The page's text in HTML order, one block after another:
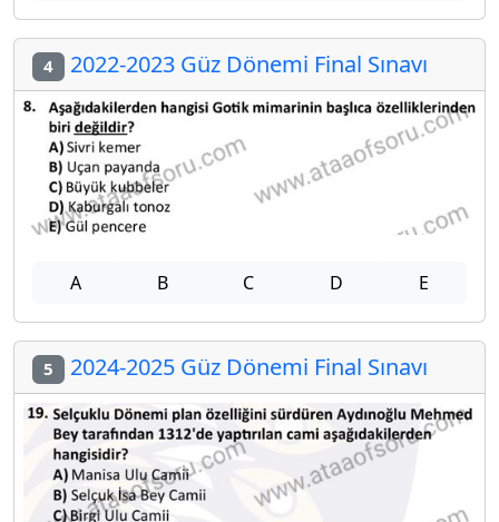
4 2022-2023 Güz Dönemi Final Sınavı
A B C D E
5 2024-2025 Güz Dönemi Final Sınavı